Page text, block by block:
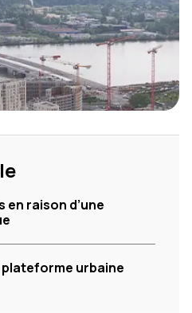
raison d’une
plateforme urbaine